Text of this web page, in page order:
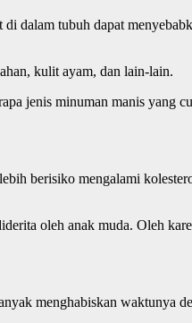
dalam tubuh dapat
kulit ayam, dan lain-lain.
jenis minuman manis yang
berisiko mengalami
oleh anak muda. Oleh
menghabiskan waktunya